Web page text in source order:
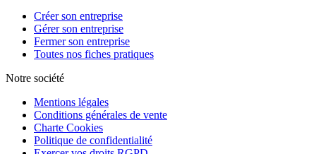
Créer son entreprise
Gérer son entreprise
Fermer son entreprise
Toutes nos fiches pratiques
Notre société
Mentions légales
Conditions générales de vente
Charte Cookies
Politique de confidentialité